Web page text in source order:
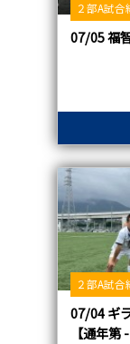
２部A試合
07/05 福
２部A試合
07/04 ギ
【通年第 -